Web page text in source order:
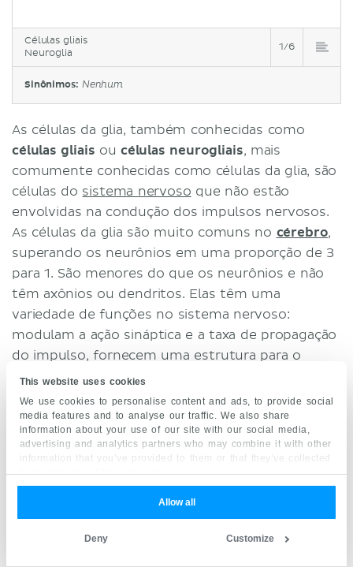
This website uses cookies
We use cookies to personalise content and ads, to provide social
media features and to analyse our traffic. We also share
information about your use of our site with our social media,
advertising and analytics partners who may combine it with other
information that you’ve provided to them or that they’ve collected
from your use of their services.
Allow all
Customize
Deny
Células gliais
Neuroglia
1/6
Sinônimos: Nenhum
As células da glia, também conhecidas como
células gliais ou células neurogliais, mais
comumente conhecidas como células da glia, são
células do sistema nervoso que não estão
envolvidas na condução dos impulsos nervosos.
As células da glia são muito comuns no cérebro,
superando os neurônios em uma proporção de 3
para 1. São menores do que os neurônios e não
têm axônios ou dendritos. Elas têm uma
variedade de funções no sistema nervoso:
modulam a ação sináptica e a taxa de propagação
do impulso, fornecem uma estrutura para o
desenvolvimento neural e ajudam na recuperação
de lesões neurais.
Existem quatro tipos de células gliais no sistema
nervoso central: astrócitos, oligodendrócitos,
células microgliais e células ependimárias. Os
medula espinal
Eles estão envolvidos na manutenção do